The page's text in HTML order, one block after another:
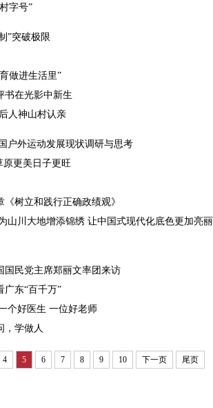
字号”
”突破极限
做进生活里”
书在光影中新生
人神山村认亲
外运动发展现状调研与思考
原更美日子更旺
树立和践行正确政绩观》
山川大地增添锦绣 让中国式现代化底色更加亮丽
国民党主席郑丽文率团来访
广东“百千万”
个好医生 一位好老师
，学做人
4 5 6 7 8 9 10 下一页 尾页